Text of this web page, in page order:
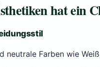
hat ein
neutrale Farben wie